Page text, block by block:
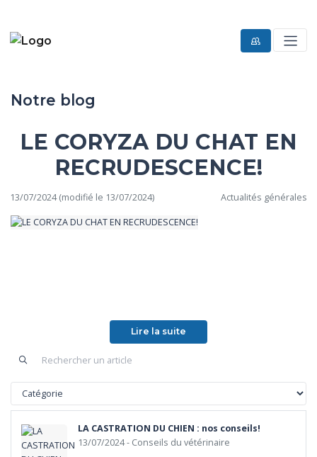
Notre blog
LE CORYZA DU CHAT EN
RECRUDESCENCE!
13/07/2024 (modifié le 13/07/2024) Actualités générales
Lire la suite
LA CASTRATION DU CHIEN : nos conseils!
13/07/2024- Conseils du vétérinaire